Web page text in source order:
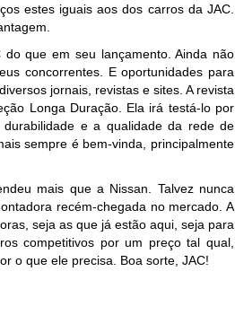
estes iguais aos dos carros da JAC.
que em seu lançamento. Ainda não
concorrentes. E oportunidades para
jornais, revistas e sites. A revista
Longa Duração. Ela irá testá-lo por
e a qualidade da rede de
sempre é bem-vinda, principalmente
mais que a Nissan. Talvez nunca
recém-chegada no mercado. A
seja as que já estão aqui, seja para
competitivos por um preço tal qual,
o que ele precisa. Boa sorte, JAC!